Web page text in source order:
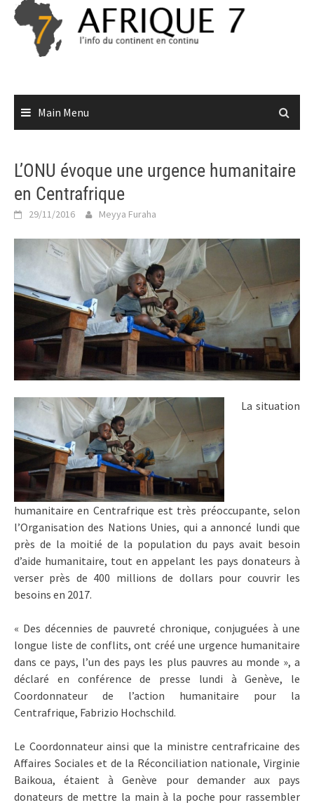
Skip
content
Main Menu
L’ONU évoque une urgence humanitaire
en Centrafrique
29/11/2016 Meyya Furaha
La situation
humanitaire en Centrafrique est très préoccupante, selon
l’Organisation des Nations Unies, qui a annoncé lundi que
près de la moitié de la population du pays avait besoin
d’aide humanitaire, tout en appelant les pays donateurs à
verser près de 400 millions de dollars pour couvrir les
besoins en 2017.
« Des décennies de pauvreté chronique, conjuguées à une
longue liste de conflits, ont créé une urgence humanitaire
dans ce pays, l’un des pays les plus pauvres au monde », a
déclaré en conférence de presse lundi à Genève, le
Coordonnateur de l’action humanitaire pour la
Centrafrique, Fabrizio Hochschild.
Le Coordonnateur ainsi que la ministre centrafricaine des
Affaires Sociales et de la Réconciliation nationale, Virginie
Baikoua, étaient à Genève pour demander aux pays
donateurs de mettre la main à la poche pour rassembler